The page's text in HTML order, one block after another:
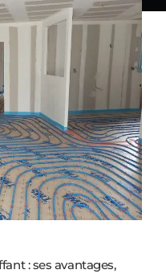
: ses avantages,